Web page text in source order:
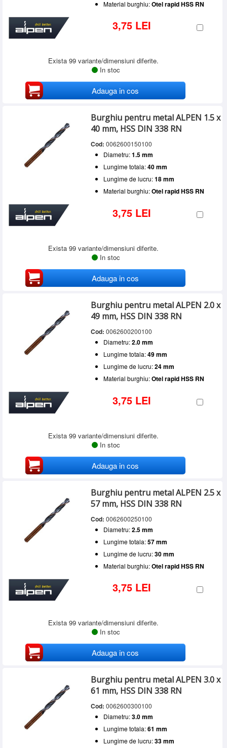
Material burghiu:Otel rapid HSS RN
3,75 LEI
Exista 99 variante/dimensiuni diferite.
In stoc
Adauga in cos
Burghiu pentru metal ALPEN 1.5 x
40 mm, HSS DIN 338 RN
Cod: 0062600150100
Diametru:1.5 mm
Lungime totala:40 mm
Lungime de lucru:18 mm
Material burghiu:Otel rapid HSS RN
3,75 LEI
Exista 99 variante/dimensiuni diferite.
In stoc
Adauga in cos
Burghiu pentru metal ALPEN 2.0 x
49 mm, HSS DIN 338 RN
Cod: 0062600200100
Diametru:2.0 mm
Lungime totala:49 mm
Lungime de lucru:24 mm
Material burghiu:Otel rapid HSS RN
3,75 LEI
Exista 99 variante/dimensiuni diferite.
In stoc
Adauga in cos
Burghiu pentru metal ALPEN 2.5 x
57 mm, HSS DIN 338 RN
Cod: 0062600250100
Diametru:2.5 mm
Lungime totala:57 mm
Lungime de lucru:30 mm
Material burghiu:Otel rapid HSS RN
3,75 LEI
Exista 99 variante/dimensiuni diferite.
In stoc
Adauga in cos
Burghiu pentru metal ALPEN 3.0 x
61 mm, HSS DIN 338 RN
Cod: 0062600300100
Diametru:3.0 mm
Lungime totala:61 mm
Lungime de lucru:33 mm